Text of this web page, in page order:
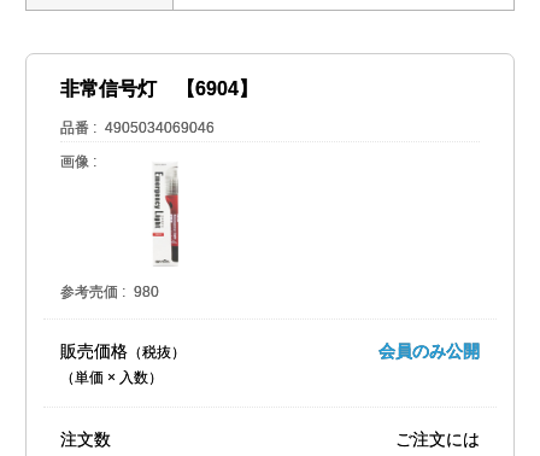
非常信号灯 【6904】
品番 4905034069046
画像
参考売価 980
販売価格
（単価 × 入数）
会員のみ公開
注文数
ご注文には